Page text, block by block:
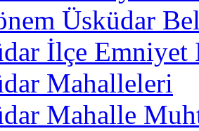
Üsküdar
İlçe
Mahalleleri
Mahalle